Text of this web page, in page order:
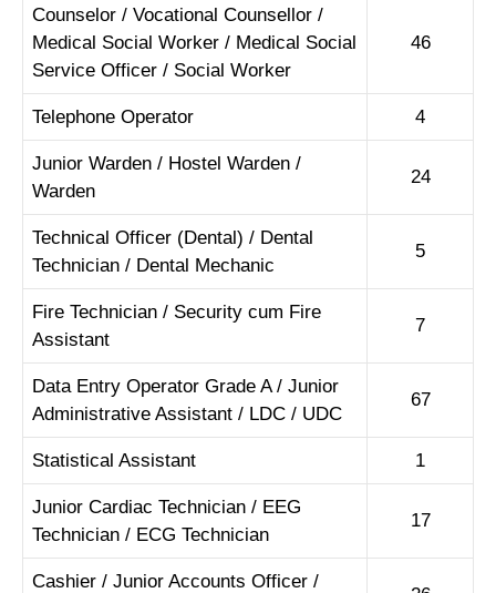
Counselor / Vocational Counsellor /
Medical Social Worker / Medical Social
Service Officer / Social Worker
46
Telephone Operator 4
Junior Warden / Hostel Warden /
Warden
24
Technical Officer (Dental) / Dental
Technician / Dental Mechanic
5
Fire Technician / Security cum Fire
Assistant
7
Data Entry Operator Grade A / Junior
Administrative Assistant / LDC / UDC
67
Statistical Assistant 1
Junior Cardiac Technician / EEG
Technician / ECG Technician
17
Cashier / Junior Accounts Officer /